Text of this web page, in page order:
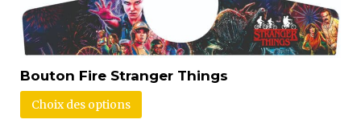
Bouton Fire Stranger Things
Choix des options